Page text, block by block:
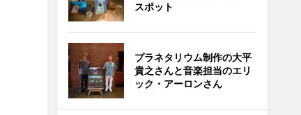
スポット
プラネタリウム制作の大平
貴之さんと音楽担当のエリ
ック・アーロンさん